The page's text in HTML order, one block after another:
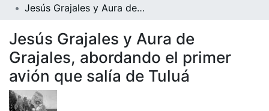
Jesús Grajales y Aura de Grajales, abordando el primer avión que salía de Tuluá
Jesús Grajales y Aura de
Grajales, abordando el primer
avión que salía de Tuluá